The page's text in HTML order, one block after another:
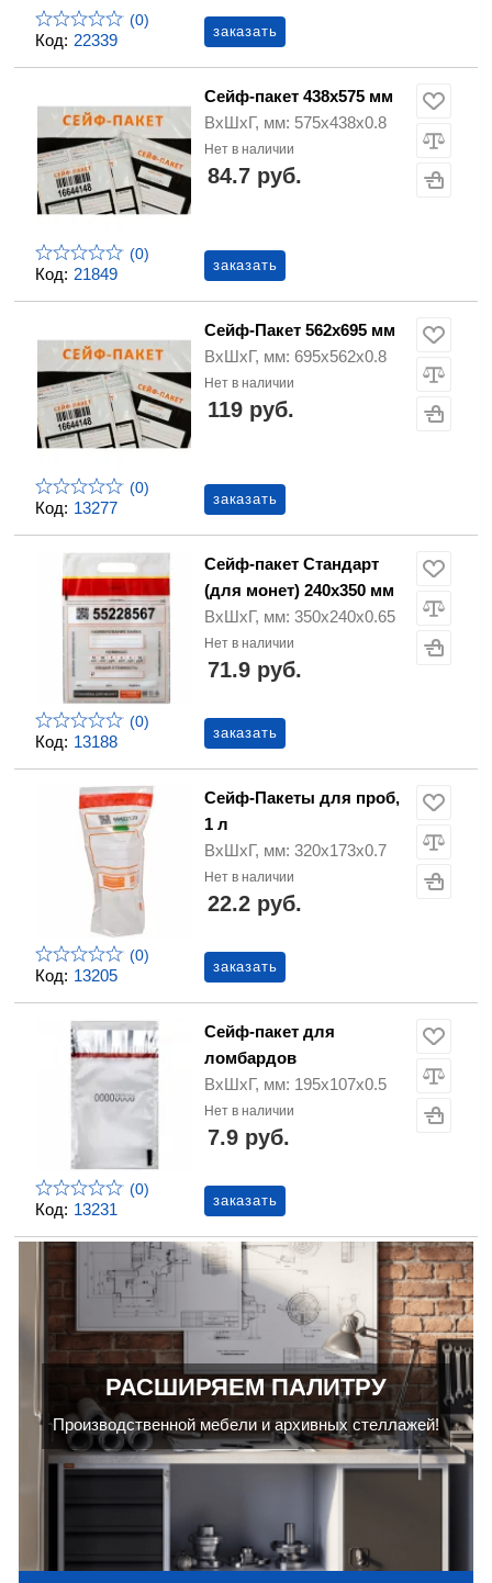
Код: 22339
(0)
заказать
Код: 21849
(0)
Сейф-пакет 438х575 мм
ВхШхГ, мм: 575х438х0.8
Нет в наличии
84.7 руб.
заказать
Код: 13277
(0)
Сейф-Пакет 562х695 мм
ВхШхГ, мм: 695х562х0.8
Нет в наличии
119 руб.
заказать
Код: 13188
(0)
Сейф-пакет Cтандарт
(для монет) 240x350 мм
ВхШхГ, мм: 350х240х0.65
Нет в наличии
71.9 руб.
заказать
Код: 13205
(0)
Сейф-Пакеты для проб,
1 л
ВхШхГ, мм: 320х173х0.7
Нет в наличии
22.2 руб.
заказать
Код: 13231
(0)
Сейф-пакет для
ломбардов
ВхШхГ, мм: 195х107х0.5
Нет в наличии
7.9 руб.
заказать
РАСШИРЯЕМ ПАЛИТРУ
Производственной мебели и архивных стеллажей!